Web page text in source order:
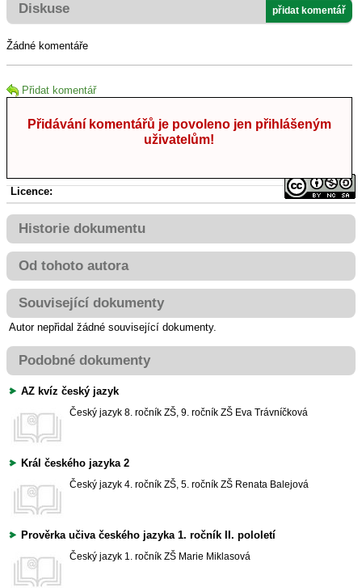
Diskuse přidat komentář
Žádné komentáře
Přidat komentář
Přidávání komentářů je povoleno jen přihlášeným
uživatelům!
Licence:
Historie dokumentu
Od tohoto autora
Související dokumenty
Autor nepřidal žádné související dokumenty.
Podobné dokumenty
AZ kvíz český jazyk
Český jazyk 8. ročník ZŠ, 9. ročník ZŠ Eva Trávníčková
Král českého jazyka 2
Český jazyk 4. ročník ZŠ, 5. ročník ZŠ Renata Balejová
Prověrka učiva českého jazyka 1. ročník II. pololetí
Český jazyk 1. ročník ZŠ Marie Miklasová